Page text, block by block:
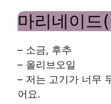
마리네이드
– 소금, 후추
– 올리브오일
– 저는 고기가 너무
어요.